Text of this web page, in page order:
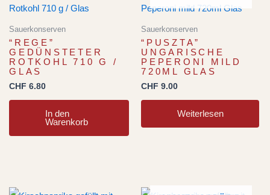
Sauerkonserven
“REGE”
GEDÜNSTETER
ROTKOHL 710 G /
GLAS
CHF 6.80
In den
Warenkorb
Sauerkonserven
“PUSZTA”
UNGARISCHE
PEPERONI MILD
720ML GLAS
CHF 9.00
Weiterlesen